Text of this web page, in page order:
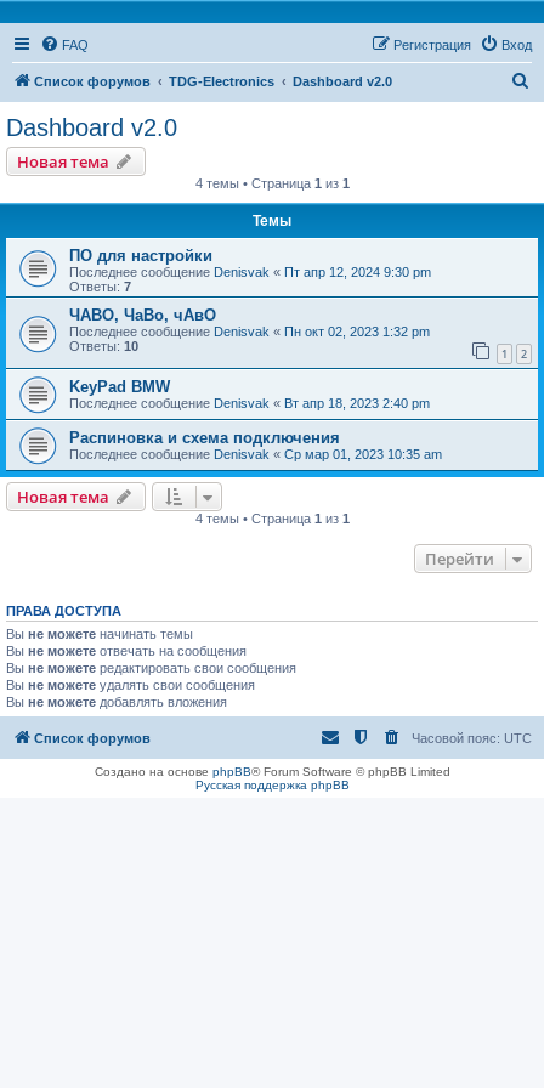
FAQ Вход
Регистрация
Список форумов TDG-Electronics Dashboard v2.0
Dashboard v2.0
Новая тема
4 темы • Страница 1 из 1
Темы
ПО для настройки
Последнее сообщение Denisvak « Пт апр 12, 2024 9:30 pm
Ответы: 7
ЧАВО, ЧаВо, чАвО
Последнее сообщение Denisvak « Пн окт 02, 2023 1:32 pm
Ответы: 10 1 2
KeyPad BMW
Последнее сообщение Denisvak « Вт апр 18, 2023 2:40 pm
Распиновка и схема подключения
Последнее сообщение Denisvak « Ср мар 01, 2023 10:35 am
Новая тема
4 темы • Страница 1 из 1
Перейти
ПРАВА ДОСТУПА
Вы не можете начинать темы
Вы не можете отвечать на сообщения
Вы не можете редактировать свои сообщения
Вы не можете удалять свои сообщения
Вы не можете добавлять вложения
Список форумов Часовой пояс: UTC
Создано на основе phpBB® Forum Software © phpBB Limited
Русская поддержка phpBB